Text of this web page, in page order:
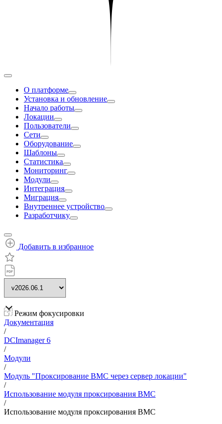
О платформе
Установка и обновление
Начало работы
Локации
Пользователи
Сети
Оборудование
Шаблоны
Статистика
Мониторинг
Модули
Интеграция
Миграция
Внутреннее устройство
Разработчику
Добавить в избранное
Режим фокусировки
Документация
/
DCImanager 6
/
Модули
/
Модуль "Проксирование BMC через сервер локации"
/
Использование модуля проксирования BMC
/
Использование модуля проксирования BMC